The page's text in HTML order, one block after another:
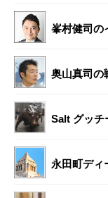
峯村健司の
奥山真司の
Salt グッチ
永田町ディ